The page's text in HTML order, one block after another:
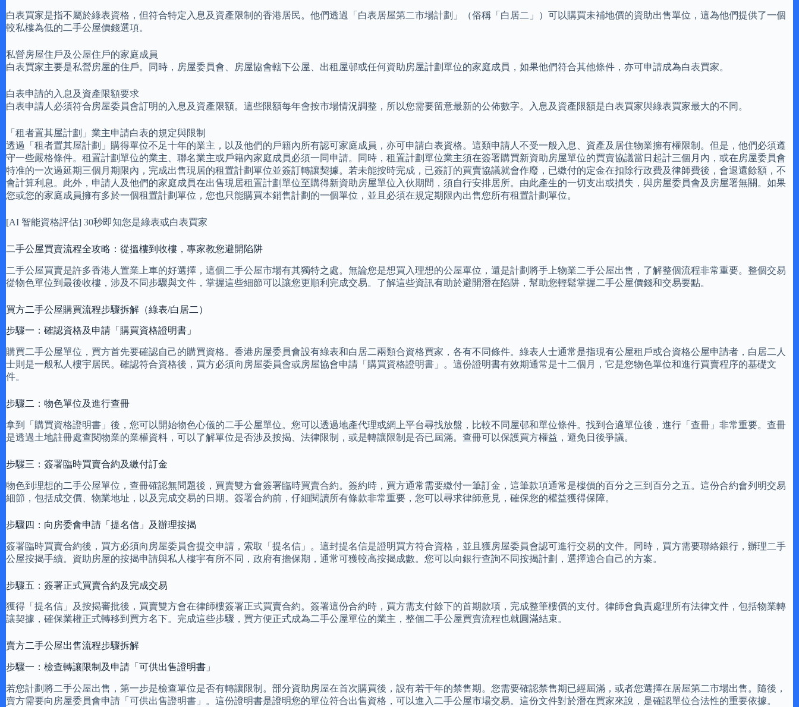
白表買家是指不屬於綠表資格，但符合特定入息及資產限制的香港居民。他們透過「白表居屋第二市場計劃」（俗稱「白居二」）可以購買未補地價的資助出售單位，這為他們提供了一個
較私樓為低的二手公屋價錢選項。
私營房屋住戶及公屋住戶的家庭成員
白表買家主要是私營房屋的住戶。同時，房屋委員會、房屋協會轄下公屋、出租屋邨或任何資助房屋計劃單位的家庭成員，如果他們符合其他條件，亦可申請成為白表買家。
白表申請的入息及資產限額要求
白表申請人必須符合房屋委員會訂明的入息及資產限額。這些限額每年會按市場情況調整，所以您需要留意最新的公佈數字。入息及資產限額是白表買家與綠表買家最大的不同。
「租者置其屋計劃」業主申請白表的規定與限制
透過「租者置其屋計劃」購得單位不足十年的業主，以及他們的戶籍內所有認可家庭成員，亦可申請白表資格。這類申請人不受一般入息、資產及居住物業擁有權限制。但是，他們必須遵
守一些嚴格條件。租置計劃單位的業主、聯名業主或戶籍內家庭成員必須一同申請。同時，租置計劃單位業主須在簽署購買新資助房屋單位的買賣協議當日起計三個月內，或在房屋委員會
特准的一次過延期三個月期限內，完成出售現居的租置計劃單位並簽訂轉讓契據。若未能按時完成，已簽訂的買賣協議就會作廢，已繳付的定金在扣除行政費及律師費後，會退還餘額，不
會計算利息。此外，申請人及他們的家庭成員在出售現居租置計劃單位至購得新資助房屋單位入伙期間，須自行安排居所。由此產生的一切支出或損失，與房屋委員會及房屋署無關。如果
您或您的家庭成員擁有多於一個租置計劃單位，您也只能購買本銷售計劃的一個單位，並且必須在規定期限內出售您所有租置計劃單位。
[AI 智能資格評估] 30秒即知您是綠表或白表買家
二手公屋買賣流程全攻略：從搵樓到收樓，專家教您避開陷阱
二手公屋買賣是許多香港人置業上車的好選擇，這個二手公屋市場有其獨特之處。無論您是想買入理想的公屋單位，還是計劃將手上物業二手公屋出售，了解整個流程非常重要。整個交易
從物色單位到最後收樓，涉及不同步驟與文件，掌握這些細節可以讓您更順利完成交易。了解這些資訊有助於避開潛在陷阱，幫助您輕鬆掌握二手公屋價錢和交易要點。
買方二手公屋購買流程步驟拆解（綠表/白居二）
步驟一：確認資格及申請「購買資格證明書」
購買二手公屋單位，買方首先要確認自己的購買資格。香港房屋委員會設有綠表和白居二兩類合資格買家，各有不同條件。綠表人士通常是指現有公屋租戶或合資格公屋申請者，白居二人
士則是一般私人樓宇居民。確認符合資格後，買方必須向房屋委員會或房屋協會申請「購買資格證明書」。這份證明書有效期通常是十二個月，它是您物色單位和進行買賣程序的基礎文
件。
步驟二：物色單位及進行查冊
拿到「購買資格證明書」後，您可以開始物色心儀的二手公屋單位。您可以透過地產代理或網上平台尋找放盤，比較不同屋邨和單位條件。找到合適單位後，進行「查冊」非常重要。查冊
是透過土地註冊處查閱物業的業權資料，可以了解單位是否涉及按揭、法律限制，或是轉讓限制是否已屆滿。查冊可以保護買方權益，避免日後爭議。
步驟三：簽署臨時買賣合約及繳付訂金
物色到理想的二手公屋單位，查冊確認無問題後，買賣雙方會簽署臨時買賣合約。簽約時，買方通常需要繳付一筆訂金，這筆款項通常是樓價的百分之三到百分之五。這份合約會列明交易
細節，包括成交價、物業地址，以及完成交易的日期。簽署合約前，仔細閱讀所有條款非常重要，您可以尋求律師意見，確保您的權益獲得保障。
步驟四：向房委會申請「提名信」及辦理按揭
簽署臨時買賣合約後，買方必須向房屋委員會提交申請，索取「提名信」。這封提名信是證明買方符合資格，並且獲房屋委員會認可進行交易的文件。同時，買方需要聯絡銀行，辦理二手
公屋按揭手續。資助房屋的按揭申請與私人樓宇有所不同，政府有擔保期，通常可獲較高按揭成數。您可以向銀行查詢不同按揭計劃，選擇適合自己的方案。
步驟五：簽署正式買賣合約及完成交易
獲得「提名信」及按揭審批後，買賣雙方會在律師樓簽署正式買賣合約。簽署這份合約時，買方需支付餘下的首期款項，完成整筆樓價的支付。律師會負責處理所有法律文件，包括物業轉
讓契據，確保業權正式轉移到買方名下。完成這些步驟，買方便正式成為二手公屋單位的業主，整個二手公屋買賣流程也就圓滿結束。
賣方二手公屋出售流程步驟拆解
步驟一：檢查轉讓限制及申請「可供出售證明書」
若您計劃將二手公屋出售，第一步是檢查單位是否有轉讓限制。部分資助房屋在首次購買後，設有若干年的禁售期。您需要確認禁售期已經屆滿，或者您選擇在居屋第二市場出售。隨後，
賣方需要向房屋委員會申請「可供出售證明書」。這份證明書是證明您的單位符合出售資格，可以進入二手公屋市場交易。這份文件對於潛在買家來說，是確認單位合法性的重要依據。